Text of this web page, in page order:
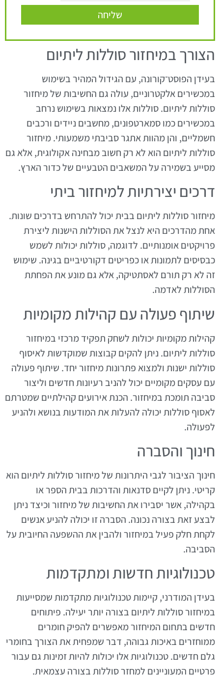
שליחה
הצורך במיחזור סוללות ליתיום
בעידן הפוסט־קורונה, עם הגידול המהיר בשימוש
במכשירים אלקטרוניים, עולה גם החשיבות של מיחזור
סוללות ליתיום. סוללות אלו נמצאות בשימוש נרחב
במכשירים כמו סמארטפונים, מחשבים ניידים ורכבים
חשמליים, והן מהוות אתגר סביבתי משמעותי. מיחזור
סוללות ליתיום הוא לא רק חשוב מבחינה אקולוגית, אלא גם
מסייע בשמירה על המשאבים הטבעיים של כדור הארץ.
דרכים יצירתיות למיחזור ביתי
מיחזור סוללות ליתיום בבית יכול להתרחש בדרכים שונות.
אחת מהדרכים היא לנצל את הסוללות הישנות ליצירת
פרויקטים אומנותיים. לדוגמה, סוללות יכולות לשמש
כבסיסים לתמונות או כפריטים דקורטיביים בגינה. שימוש
זה לא רק תורם לאסתטיקה, אלא גם מונע את הפחתת
הסוללות לאדמה.
שיתוף פעולה עם קהילות מקומיות
קהילות מקומיות יכולות לשחק תפקיד מרכזי במיחזור
סוללות ליתיום. ניתן להקים קבוצות שמוקדשות לאיסוף
סוללות ישנות ולמצוא פתרונות מיחזור יחד. שיתוף פעולה
עם עסקים מקומיים יכול להניב רעיונות חדשים וליצור
סביבה תומכת במיחזור. הכנת אירועים קהילתיים שמטרתם
לאסוף סוללות יכולה להעלות את המודעות בנושא ולהניע
לפעולה.
חינוך והסברה
חינוך הציבור לגבי היתרונות של מיחזור סוללות ליתיום הוא
קריטי. ניתן לקיים סדנאות והדרכות בבית הספר או
בקהילה, אשר יסבירו את החשיבות של מיחזור וכיצד ניתן
לבצע זאת בצורה נכונה. הסברה זו יכולה להניע אנשים
לקחת חלק פעיל במיחזור ולהבין את ההשפעה החיובית על
הסביבה.
טכנולוגיות חדשות ומתקדמות
בעידן המודרני, קיימות טכנולוגיות מתקדמות שמסייעות
במיחזור סוללות ליתיום בצורה יותר יעילה. פיתוחים
חדשים בתחום המיחזור מאפשרים להפיק חומרים
ממוחזרים באיכות גבוהה, דבר שמפחית את הצורך בחומרי
גלם חדשים. טכנולוגיות אלו יכולות להיות זמינות גם עבור
פרטיים המעוניינים למחזר סוללות בצורה עצמאית.